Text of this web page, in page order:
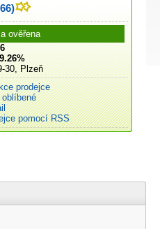
ověřena
30, Plzeň
prodejce
pomocí RSS